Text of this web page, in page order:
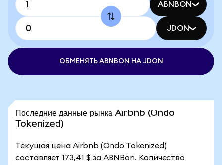
ABNBON
JDON
ОБМЕНЯТЬ ABNBON НА JDON
Последние данные рынка Airbnb (Ondo
Tokenized)
Текущая цена Airbnb (Ondo Tokenized)
составляет 173,41 $ за ABNBon. Количество